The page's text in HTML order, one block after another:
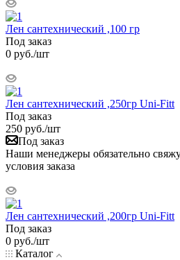
Лен сантехнический ,100 гр
Под заказ
0 руб./шт
Лен сантехнический ,250гр Uni-Fitt
Под заказ
250 руб./шт
Под заказ
Наши менеджеры обязательно
условия заказа
Лен сантехнический ,200гр Uni-Fitt
Под заказ
0 руб./шт
Каталог